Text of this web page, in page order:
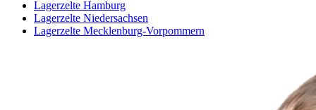
Lagerzelte Hamburg
Lagerzelte Niedersachsen
Lagerzelte Mecklenburg-Vorpommern